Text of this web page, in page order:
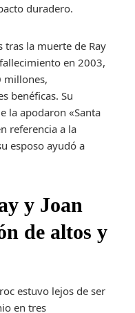
duradero.
tras la muerte de Ray
en 2003,
millones,
benéficas. Su
la apodaron «Santa
referencia a la
esposo ayudó a
y Joan
de altos y
estuvo lejos de ser
en tres